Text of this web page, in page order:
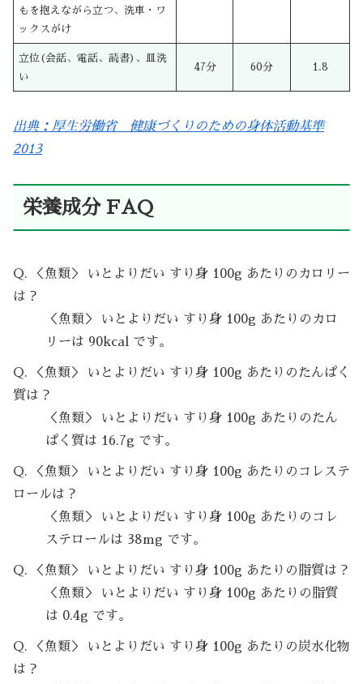
もを抱えながら立つ、洗車・ワ
ックスがけ
立位(会話、電話、読書)、皿洗
い
47分 60分 1.8
出典：厚生労働省 健康づくりのための身体活動基準
2013
栄養成分 FAQ
Q. ＜魚類＞ いとよりだい すり身 100g あたりのカロリー
は？
＜魚類＞ いとよりだい すり身 100g あたりのカロ
リーは 90kcal です。
Q. ＜魚類＞ いとよりだい すり身 100g あたりのたんぱく
質は？
＜魚類＞ いとよりだい すり身 100g あたりのたん
ぱく質は 16.7g です。
Q. ＜魚類＞ いとよりだい すり身 100g あたりのコレステ
ロールは？
＜魚類＞ いとよりだい すり身 100g あたりのコレ
ステロールは 38mg です。
Q. ＜魚類＞ いとよりだい すり身 100g あたりの脂質は？
＜魚類＞ いとよりだい すり身 100g あたりの脂質
は 0.4g です。
Q. ＜魚類＞ いとよりだい すり身 100g あたりの炭水化物
は？